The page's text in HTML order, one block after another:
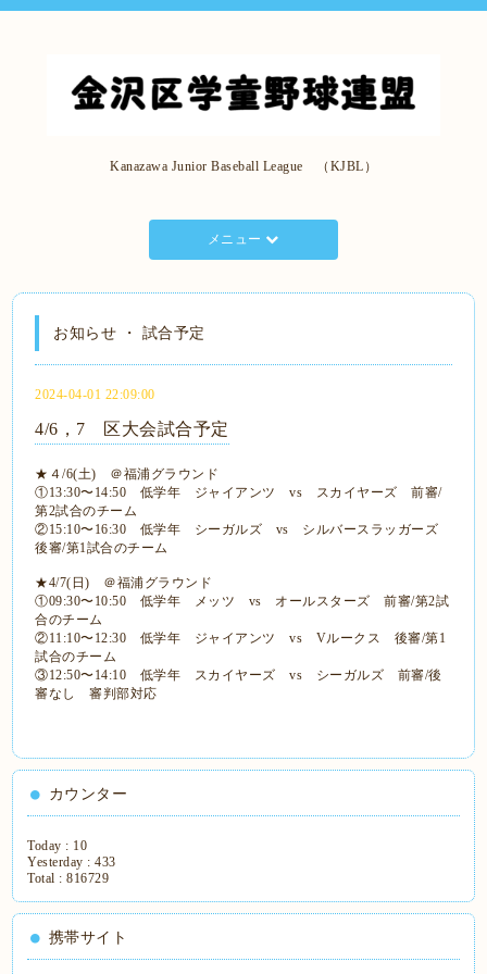
Kanazawa Junior Baseball League （KJBL）
メニュー
お知らせ ・ 試合予定
2024-04-01 22:09:00
4/6，7 区大会試合予定
★４/6(土) ＠福浦グラウンド
①13:30〜14:50 低学年 ジャイアンツ vs スカイヤーズ 前審/
第2試合のチーム
②15:10〜16:30 低学年 シーガルズ vs シルバースラッガーズ
後審/第1試合のチーム
★4/7(日) ＠福浦グラウンド
①09:30〜10:50 低学年 メッツ vs オールスターズ 前審/第2試
合のチーム
②11:10〜12:30 低学年 ジャイアンツ vs Vルークス 後審/第1
試合のチーム
③12:50〜14:10 低学年 スカイヤーズ vs シーガルズ 前審/後
審なし 審判部対応
カウンター
Today : 10
Yesterday :433
Total :816729
携帯サイト